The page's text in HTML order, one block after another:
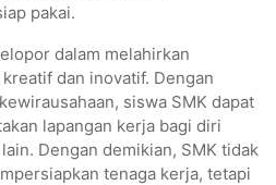
pakai.
dalam melahirkan
dan inovatif. Dengan
siswa SMK dapat
lapangan kerja bagi diri
Dengan demikian, SMK tidak
tenaga kerja, tetapi